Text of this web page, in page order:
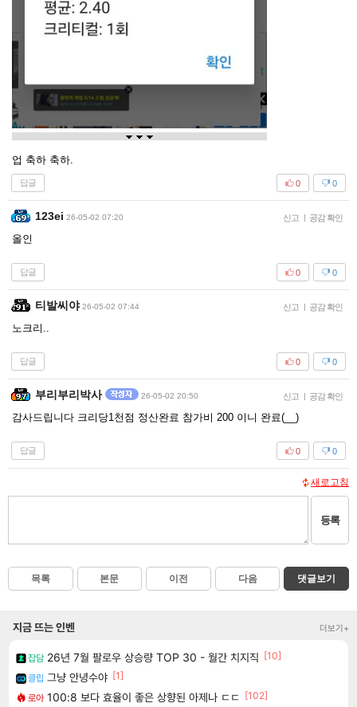
업 축하 축하.
답글 0
0
123ei 26-05-02 07:20 신고 | 공감 확인
올인
답글 0
0
티발씨야 26-05-02 07:44 신고 | 공감 확인
노크리..
답글 0
0
부리부리박사 26-05-02 20:50 신고 | 공감 확인
감사드립니다 크리당1천점 정산완료 참가비 200 이니 완료(__)
답글 0
0
새로고침
등록
목록 본문 이전 다음 댓글보기
지금 뜨는 인벤 더보기+
잡담 26년 7월 팔로우 상승량 TOP 30 - 월간 치지직 [10]
클립 그냥 안녕수야 [1]
로아 100:8 보다 효율이 좋은 상향된 아제나 ㄷㄷ [102]